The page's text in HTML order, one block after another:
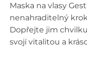
Maska na vlasy
nenahraditelný
Dopřejte jim
svojí vitalitou a